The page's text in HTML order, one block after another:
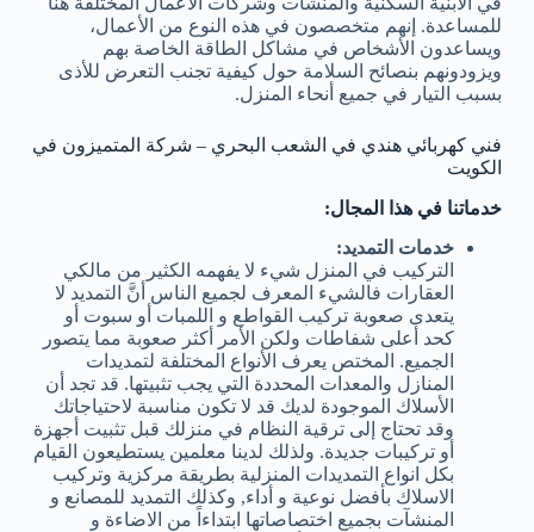
للمساعدة. إنهم متخصصون في هذه النوع من الأعمال،
ويساعدون الأشخاص في مشاكل الطاقة الخاصة بهم
ويزودونهم بنصائح السلامة حول كيفية تجنب التعرض للأذى
بسبب التيار في جميع أنحاء المنزل.
فني كهربائي هندي في الشعب البحري – شركة المتميزون في
الكويت
خدماتنا في هذا المجال:
خدمات التمديد:
التركيب في المنزل شيء لا يفهمه الكثير من مالكي
العقارات فالشيء المعرف لجميع الناس أنَّ التمديد لا
يتعدى صعوبة تركيب القواطع و اللمبات أو سبوت أو
كحد أعلى شفاطات ولكن الأمر أكثر صعوبة مما يتصور
الجميع. المختص يعرف الأنواع المختلفة لتمديدات
المنازل والمعدات المحددة التي يجب تثبيتها. قد تجد أن
الأسلاك الموجودة لديك قد لا تكون مناسبة لاحتياجاتك
وقد تحتاج إلى ترقية النظام في منزلك قبل تثبيت أجهزة
أو تركيبات جديدة. ولذلك لدينا معلمين يستطيعون القيام
بكل انواع التمديدات المنزلية بطريقة مركزية وتركيب
الاسلاك بأفضل نوعية و أداء, وكذلك التمديد للمصانع و
المنشآت بجميع اختصاصاتها ابتداءاً من الاضاءة و